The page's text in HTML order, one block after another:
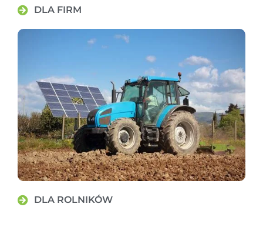
DLA FIRM
DLA ROLNIKÓW